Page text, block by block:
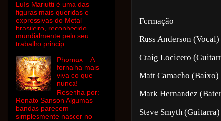
Formação
Russ Anderson (Vocal)
Craig Locicero
Matt Camacho (Baixo)
Mark Hernandez
Steve Smyth (Guitarra)
Luís Mariutti é uma das
figuras mais queridas e
expressivas do Metal
brasileiro, reconhecido
mundialmente pelo seu
trabalho princip...
Phornax – A
fornalha mais
viva do que
nunca!
Resenha por:
Renato Sanson Algumas
bandas parecem
simplesmente nascer no